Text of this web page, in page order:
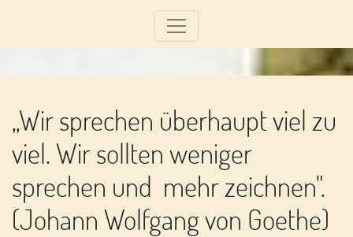
„Wir sprechen überhaupt viel zu
viel. Wir sollten weniger
sprechen und mehr zeichnen".
(Johann Wolfgang von Goethe)